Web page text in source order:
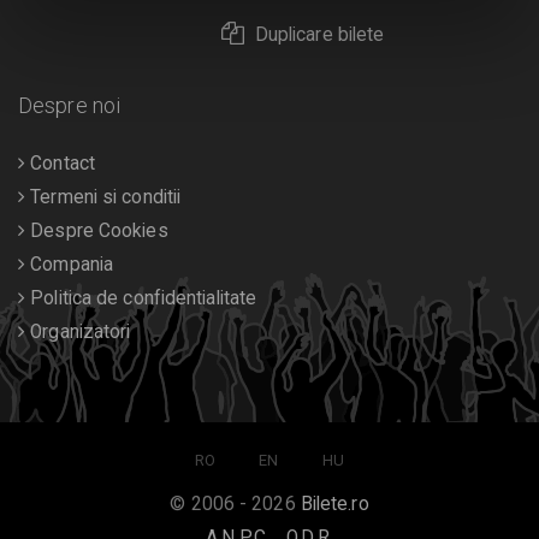
Duplicare bilete
Despre noi
Contact
Termeni si conditii
Despre Cookies
Compania
Politica de confidentialitate
Organizatori
RO EN HU
© 2006 - 2026 Bilete.ro